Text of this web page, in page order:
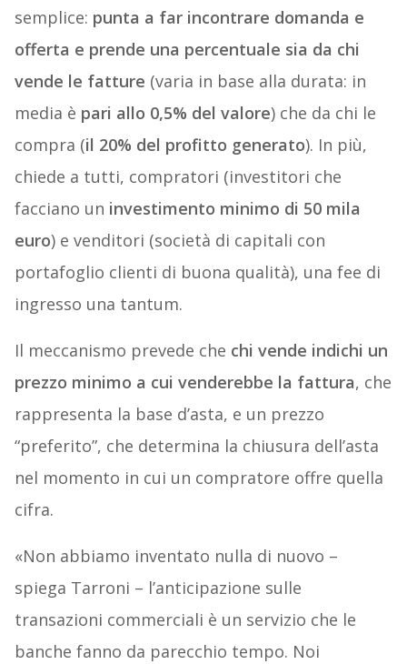
semplice: punta a far incontrare domanda e
offerta e prende una percentuale sia da chi
vende le fatture (varia in base alla durata: in
media è pari allo 0,5% del valore) che da chi le
compra (il 20% del profitto generato). In più,
chiede a tutti, compratori (investitori che
facciano un investimento minimo di 50 mila
euro) e venditori (società di capitali con
portafoglio clienti di buona qualità), una fee di
ingresso una tantum.
Il meccanismo prevede che chi vende indichi un
prezzo minimo a cui venderebbe la fattura, che
rappresenta la base d’asta, e un prezzo
“preferito”, che determina la chiusura dell’asta
nel momento in cui un compratore offre quella
cifra.
«Non abbiamo inventato nulla di nuovo –
spiega Tarroni – l’anticipazione sulle
transazioni commerciali è un servizio che le
banche fanno da parecchio tempo. Noi